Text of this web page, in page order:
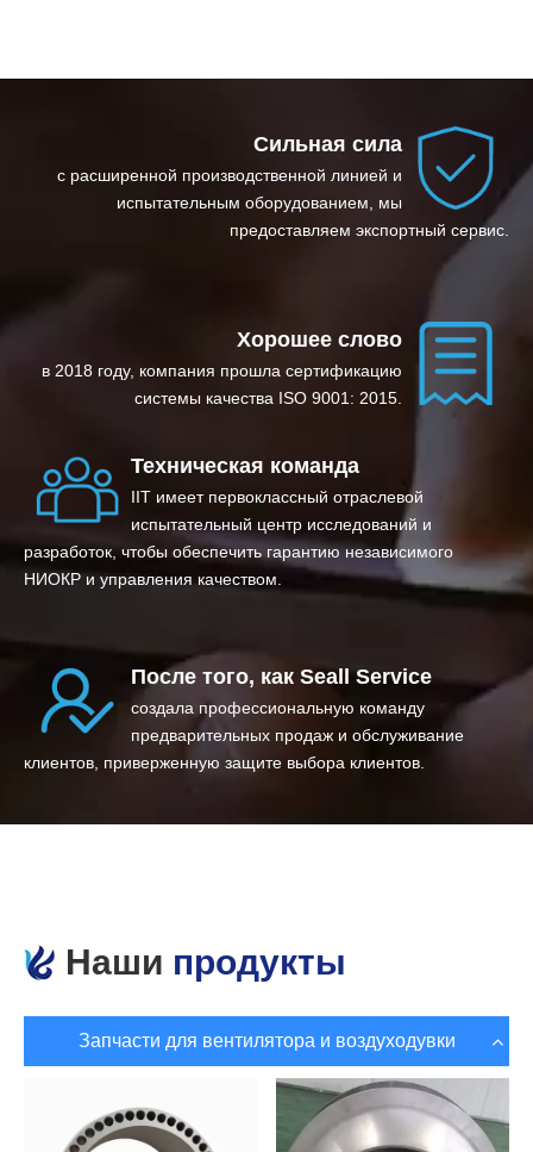
Сильная сила
с расширенной производственной линией и
испытательным оборудованием, мы
предоставляем экспортный сервис.
Хорошее слово
в 2018 году, компания прошла сертификацию
системы качества ISO 9001: 2015.
Техническая команда
IIT имеет первоклассный отраслевой
испытательный центр исследований и
разработок, чтобы обеспечить гарантию независимого
НИОКР и управления качеством.
После того, как Seall Service
создала профессиональную команду
предварительных продаж и обслуживание
клиентов, приверженную защите выбора клиентов.
Наши продукты
Запчасти для вентилятора и воздуходувки